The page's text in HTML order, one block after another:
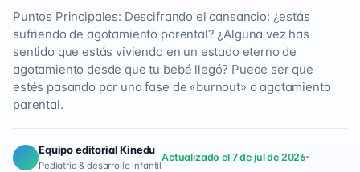
Puntos Principales: Descifrando el cansancio: ¿estás
sufriendo de agotamiento parental? ¿Alguna vez has
sentido que estás viviendo en un estado eterno de
agotamiento desde que tu bebé llegó? Puede ser que
estés pasando por una fase de «burnout» o agotamiento
parental.
Equipo editorial Kinedu
Pediatría & desarrollo infantil
Actualizado el 7 de jul de 2026